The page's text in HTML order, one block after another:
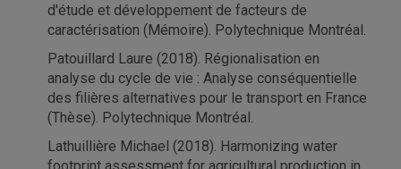
d'étude et développement de facteurs de
caractérisation (Mémoire). Polytechnique Montréal.
Patouillard Laure (2018). Régionalisation en
analyse du cycle de vie : Analyse conséquentielle
des filières alternatives pour le transport en France
(Thèse). Polytechnique Montréal.
Lathuillière Michael (2018). Harmonizing water